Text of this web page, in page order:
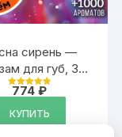
сирень —
для губ, 30
мл
Оценка
из 5
774₽
КУПИТЬ